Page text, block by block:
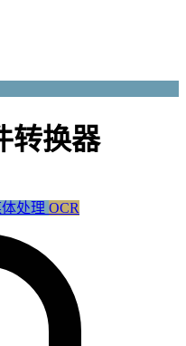
转换器
处理 OCR